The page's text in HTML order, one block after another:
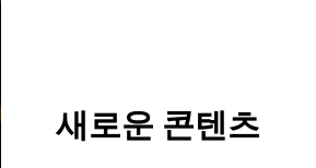
새로운 콘텐츠